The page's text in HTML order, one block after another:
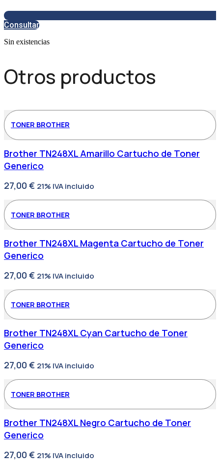
Consultar
Sin existencias
Otros productos
TONER BROTHER
Brother TN248XL Amarillo Cartucho de Toner
Generico
27,00 € 21% IVA incluido
TONER BROTHER
Brother TN248XL Magenta Cartucho de Toner
Generico
27,00 € 21% IVA incluido
TONER BROTHER
Brother TN248XL Cyan Cartucho de Toner
Generico
27,00 € 21% IVA incluido
TONER BROTHER
Brother TN248XL Negro Cartucho de Toner
Generico
27,00 € 21% IVA incluido